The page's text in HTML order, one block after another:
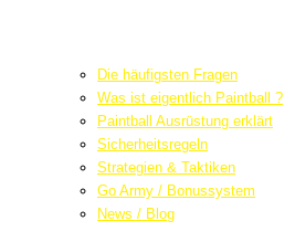
Die häufigsten Fragen
Was ist eigentlich Paintball ?
Paintball Ausrüstung erklärt
Sicherheitsregeln
Strategien & Taktiken
Go Army / Bonussystem
News / Blog